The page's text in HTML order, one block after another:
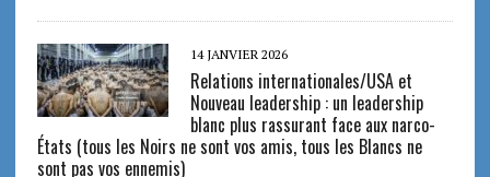
14 JANVIER 2026
Relations internationales/USA et
Nouveau leadership : un leadership
blanc plus rassurant face aux narco-
États (tous les Noirs ne sont vos amis, tous les Blancs ne
sont pas vos ennemis)